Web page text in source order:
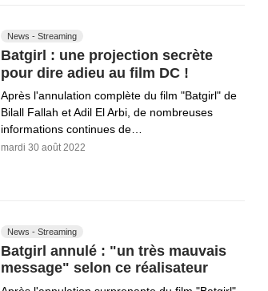
News - Streaming
Batgirl : une projection secrète
pour dire adieu au film DC !
Après l'annulation complète du film "Batgirl" de
Bilall Fallah et Adil El Arbi, de nombreuses
informations continues de…
mardi 30 août 2022
News - Streaming
Batgirl annulé : "un très mauvais
message" selon ce réalisateur